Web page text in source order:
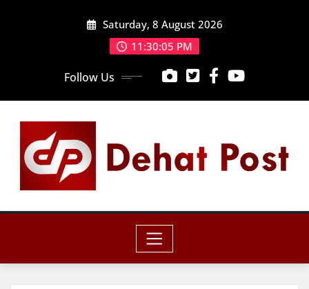
Saturday, 8 August 2026
11:30:07 PM
Follow Us